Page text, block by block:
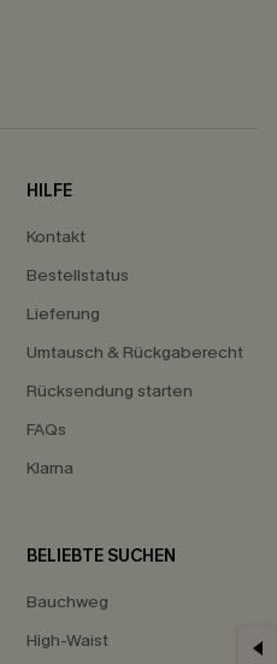
HILFE
Kontakt
Bestellstatus
Lieferung
Umtausch & Rückgaberecht
Rücksendung starten
FAQs
Klarna
BELIEBTE SUCHEN
Bauchweg
High-Waist